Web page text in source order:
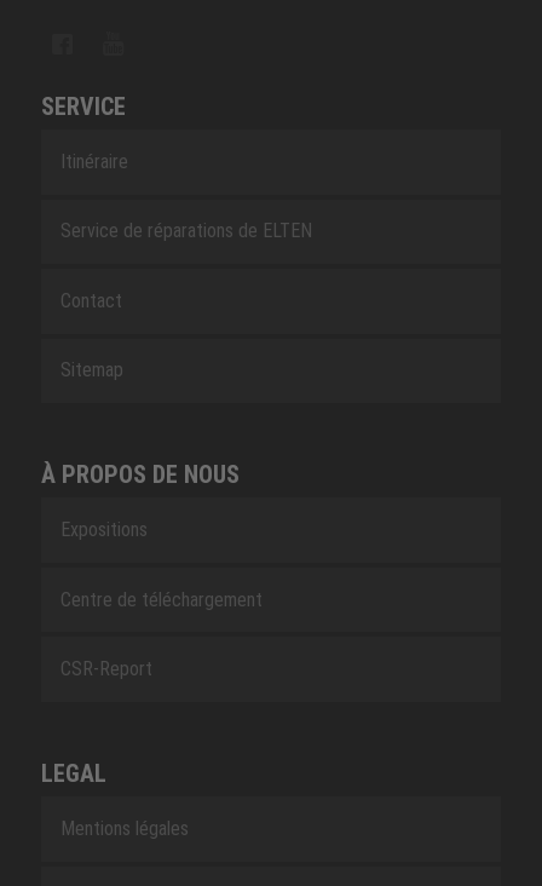
SERVICE
Itinéraire
Service de réparations de ELTEN
Contact
Sitemap
À PROPOS DE NOUS
Expositions
Centre de téléchargement
CSR-Report
LEGAL
Mentions légales